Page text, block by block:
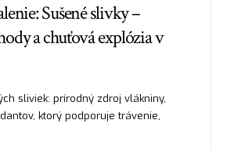
Sušené slivky –
a chuťová explózia v
sliviek: prírodný zdroj vlákniny,
ktorý podporuje trávenie,